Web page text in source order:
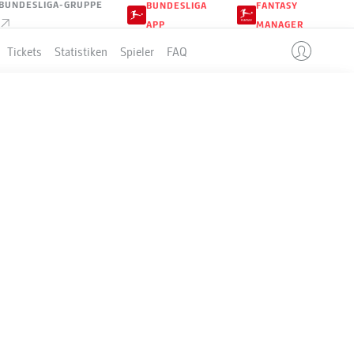
GRUPPE
BUNDESLIGA
APP
FANTASY
MANAGER
Tickets Statistiken Spieler FAQ